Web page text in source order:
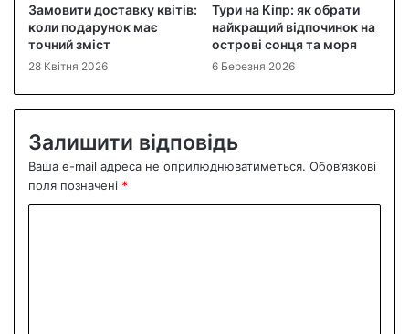
Замовити доставку квітів:
коли подарунок має
точний зміст
28 Квітня 2026
Тури на Кіпр: як обрати
найкращий відпочинок на
острові сонця та моря
6 Березня 2026
Залишити відповідь
Ваша e-mail адреса не оприлюднюватиметься. Обов’язкові
поля позначені *